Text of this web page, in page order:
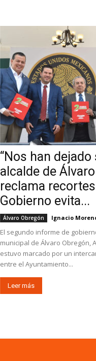
“Nos han dejado
alcalde de
reclama
Gobierno evita...
Álvaro Obregón Ignacio
El segundo informe de
municipal de Álvaro Obregón,
estuvo marcado por un
entre el Ayuntamiento...
Leer más